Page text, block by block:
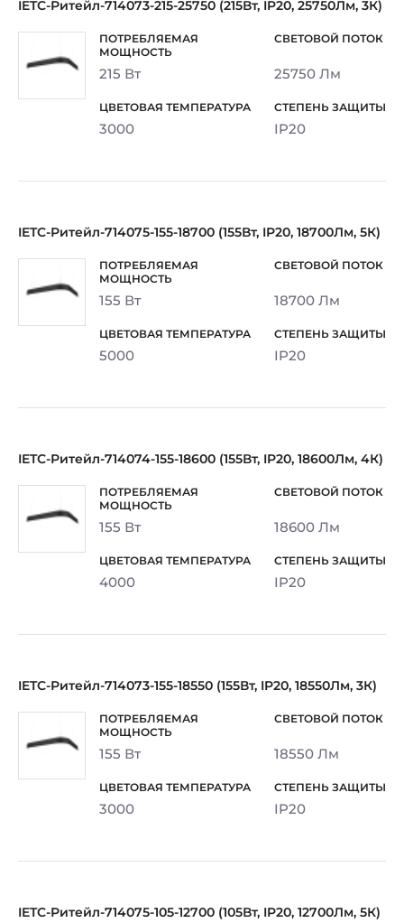
IETC-Ритейл-714073-215-25750 (215Вт, IP20, 25750Лм, 3К)
215 Вт 25750 Лм
3000 IP20
IETC-Ритейл-714075-155-18700 (155Вт, IP20, 18700Лм, 5К)
155 Вт 18700 Лм
5000 IP20
IETC-Ритейл-714074-155-18600 (155Вт, IP20, 18600Лм, 4К)
155 Вт 18600 Лм
4000 IP20
IETC-Ритейл-714073-155-18550 (155Вт, IP20, 18550Лм, 3К)
155 Вт 18550 Лм
3000 IP20
IETC-Ритейл-714075-105-12700 (105Вт, IP20, 12700Лм, 5К)